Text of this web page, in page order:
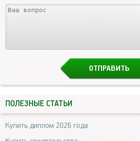
ПОЛЕЗНЫЕ СТАТЬИ
Купить диплом 2026 года